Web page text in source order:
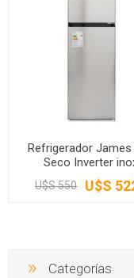
Refrigerador James
Seco Inverter
U$S 550 U$S
Categorías